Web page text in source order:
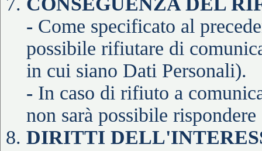
- Come specificato al
possibile rifiutare di
in cui siano Dati Personali).
- In caso di rifiuto a
non sarà possibile
DIRITTI